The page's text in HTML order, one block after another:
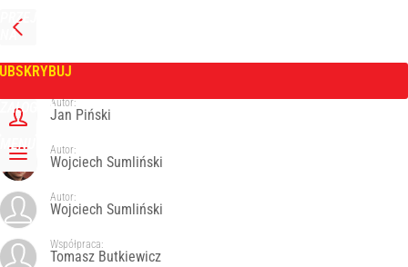
PRZEJDŹ
NA
GŁÓWNĄ
ZALOGUJ
MENU
Tygodnik Wprost
Autor:
Jan Piński
Autor:
Wojciech Sumliński
Autor:
Wojciech Sumliński
Współpraca:
Tomasz Butkiewicz